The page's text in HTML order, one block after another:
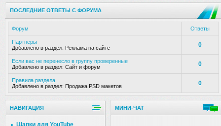
ПОСЛЕДНИЕ ОТВЕТЫ С ФОРУМА
Форум Ответы
Партнеры
Добавлено в раздел: Реклама на сайте 0
Если вас не перенесло в группу проверенные
Добавлено в раздел: Сайт и форум 0
Правила раздела
Добавлено в раздел: Продажа PSD макетов 0
НАВИГАЦИЯ
Шапки для YouTube
МИНИ-ЧАТ